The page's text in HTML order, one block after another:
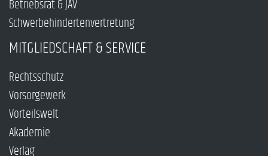
Betriebsrat & JAV
Schwerbehindertenvertretung
MITGLIEDSCHAFT & SERVICE
Rechtsschutz
Vorsorgewerk
Vorteilswelt
Akademie
Verlag